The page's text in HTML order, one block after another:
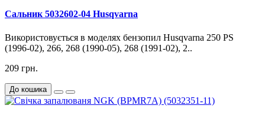
Сальник 5032602-04 Husqvarna
Використовується в моделях бензопил Husqvarna 250 PS
(1996-02), 266, 268 (1990-05), 268 (1991-02), 2..
209 грн.
До кошика